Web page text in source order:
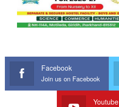
Facebook
Join us on Facebook
Youtube